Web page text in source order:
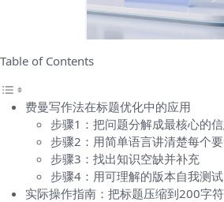
Table of Contents
费曼写作法在标题优化中的应用
步骤1：把问题分解成最核心的
步骤2：用简单语言讲清楚每个
步骤3：找出知识空缺并补充
步骤4：用可理解的版本自我测试
实际操作指南：把标题压缩到200字